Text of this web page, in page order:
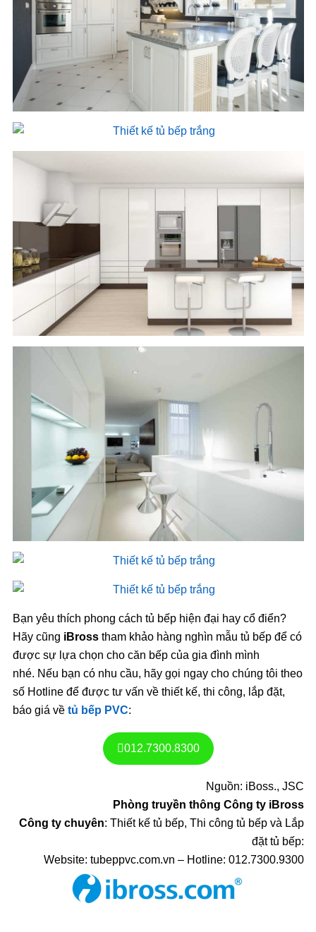
Bạn yêu thích phong cách tủ bếp hiện đại hay cổ điển?
Hãy cũng iBross tham khảo hàng nghìn mẫu tủ bếp để có
được sự lựa chọn cho căn bếp của gia đình mình
nhé. Nếu bạn có nhu cầu, hãy gọi ngay cho chúng tôi theo
số Hotline để được tư vấn về thiết kế, thi công, lắp đặt,
báo giá về tủ bếp PVC:
012.7300.8300
Nguồn: iBoss., JSC
Phòng truyền thông Công ty iBross
Công ty chuyên: Thiết kế tủ bếp, Thi công tủ bếp và Lắp
đặt tủ bếp:
Website: tubeppvc.com.vn – Hotline: 012.7300.9300